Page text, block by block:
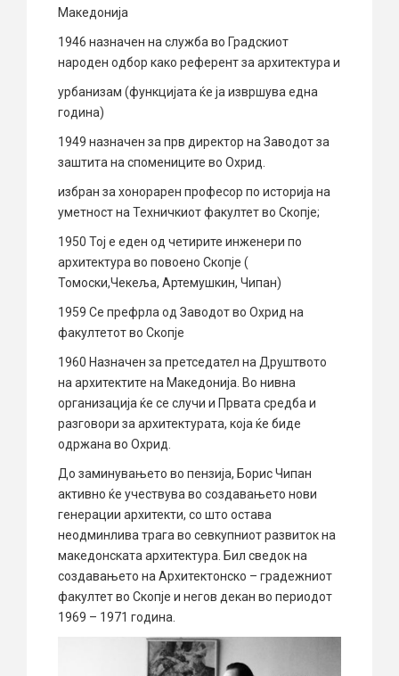
Македонија
1946 назначен на служба во Градскиот
народен одбор како референт за архитектура и
урбанизам (функцијата ќе ја извршува една
година)
1949 назначен за прв директор на Заводот за
заштита на спомениците во Охрид.
избран за хонорарен професор по историја на
уметност на Техничкиот факултет во Скопје;
1950 Тој е еден од четирите инженери по
архитектура во повоено Скопје (
Томоски,Чекеља, Артемушкин, Чипан)
1959 Се префрла од Заводот во Охрид на
факултетот во Скопје
1960 Назначен за претседател на Друштвото
на архитектите на Македонија. Во нивна
организација ќе се случи и Првата средба и
разговори за архитектурата, која ќе биде
одржана во Охрид.
До заминувањето во пензија, Борис Чипан
активно ќе учествува во создавањето нови
генерации архитекти, со што остава
неодминлива трага во севкупниот развиток на
македонската архитектура. Бил сведок на
создавањето на Архитектонско – градежниот
факултет во Скопје и негов декан во периодот
1969 – 1971 година.